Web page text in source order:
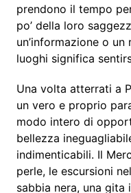
prendono il tempo
po’ della loro
un’informazione o
luoghi significa
Una volta atterrati a
un vero e proprio
modo intero di
bellezza
indimenticabili. Il
perle, le escursioni
sabbia nera, una